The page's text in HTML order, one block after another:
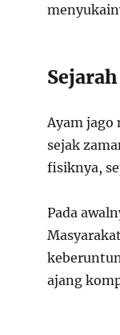
Ayam jago
sejak
fisiknya,
Pada
ajang